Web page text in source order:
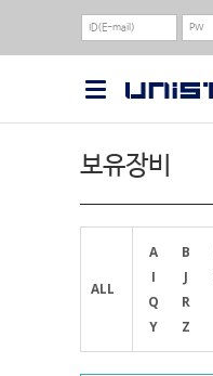
보유장비
ALL
A B
I
J
Q
R
Y
Z